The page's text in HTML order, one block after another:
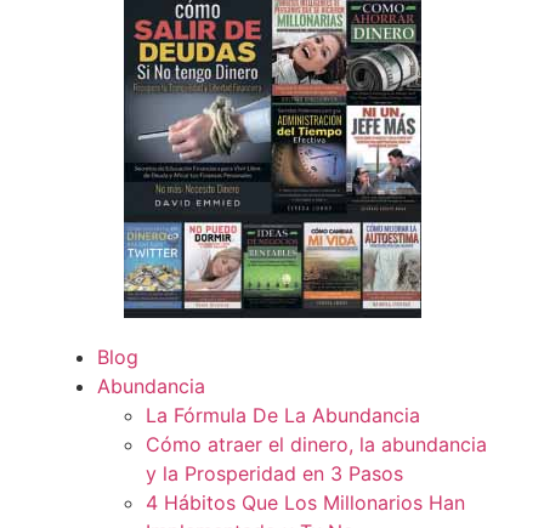
Blog
Abundancia
La Fórmula De La Abundancia
Cómo atraer el dinero, la abundancia
y la Prosperidad en 3 Pasos
4 Hábitos Que Los Millonarios Han